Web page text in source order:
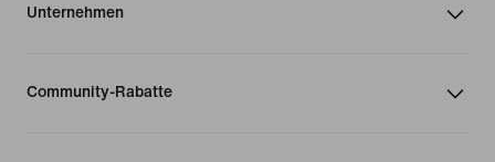
Unternehmen
Community-Rabatte